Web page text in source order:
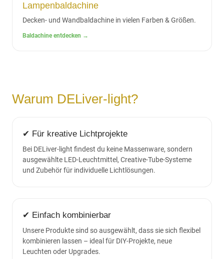
Lampenbaldachine
Decken- und Wandbaldachine in vielen Farben & Größen.
Baldachine entdecken →
Warum DELiver-light?
✔ Für kreative Lichtprojekte
Bei DELiver-light findest du keine Massenware, sondern
ausgewählte LED-Leuchtmittel, Creative-Tube-Systeme
und Zubehör für individuelle Lichtlösungen.
✔ Einfach kombinierbar
Unsere Produkte sind so ausgewählt, dass sie sich flexibel
kombinieren lassen – ideal für DIY-Projekte, neue
Leuchten oder Upgrades.